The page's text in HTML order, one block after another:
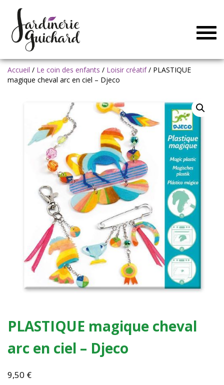
Accueil / Le coin des enfants / Loisir créatif/ PLASTIQUE
magique cheval arc en ciel – Djeco
PLASTIQUE magique cheval
arc en ciel – Djeco
9,50 €